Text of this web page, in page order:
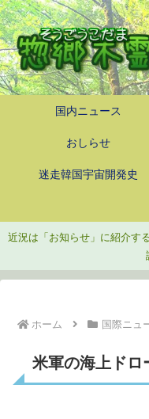
国内ニュース
おしらせ
迷走韓国宇宙開発史
近況は「お知らせ」に紹介す
ホーム 国際ニュ
米軍の海上ドロ